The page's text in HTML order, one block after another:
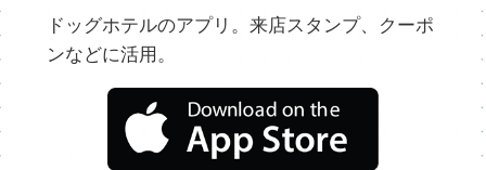
ドッグホテルのアプリ。来店スタンプ、クーポ
ンなどに活用。